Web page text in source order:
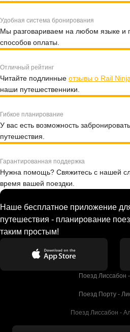
Удобная система бронирования
Мы разговариваем на любом языке и
способов оплаты.
Отличный рейтинг
Читайте подлинные отзывы о Rail Ninja
наши путешественники.
Гибкое планирование
У вас есть возможность
путешествия.
Гарантированная поддержка
Нужна помощь? Свяжитесь с нашей
время вашей поездки.
Наше бесплатное приложение
путешествия - планирование
таким простым!
Поезд Лиссабон
Поезд Порту -
Поезд Лиссабон -